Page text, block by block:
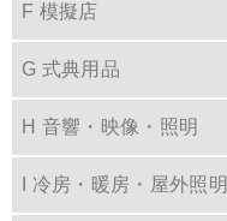
F 模擬店
G 式典用品
H 音響・映像・照明
I 冷房・暖房・屋外照明